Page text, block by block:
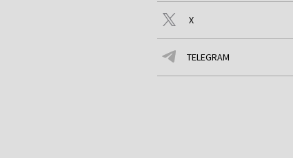
X
TELEGRAM